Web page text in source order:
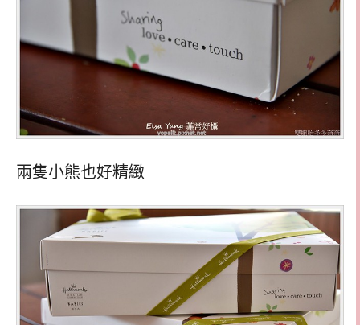
兩隻小熊也好精緻